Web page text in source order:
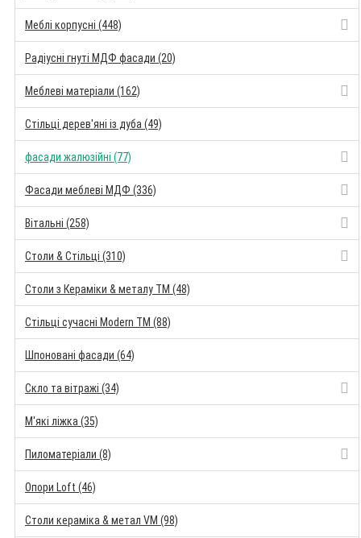
Меблі корпусні (448)
Радіусні гнуті МДФ фасади (20)
Меблеві матеріали (162)
Стільці дерев'яні із дуба (49)
фасади жалюзійні (77)
Фасади меблеві МДФ (336)
Вітальні (258)
Столи & Стільці (310)
Столи з Кераміки & металу TM (48)
Стільці сучасні Modern TM (88)
Шпоновані фасади (64)
Скло та вітражі (34)
М'які ліжка (35)
Пиломатеріали (8)
Опори Loft (46)
Столи кераміка & метал VM (98)